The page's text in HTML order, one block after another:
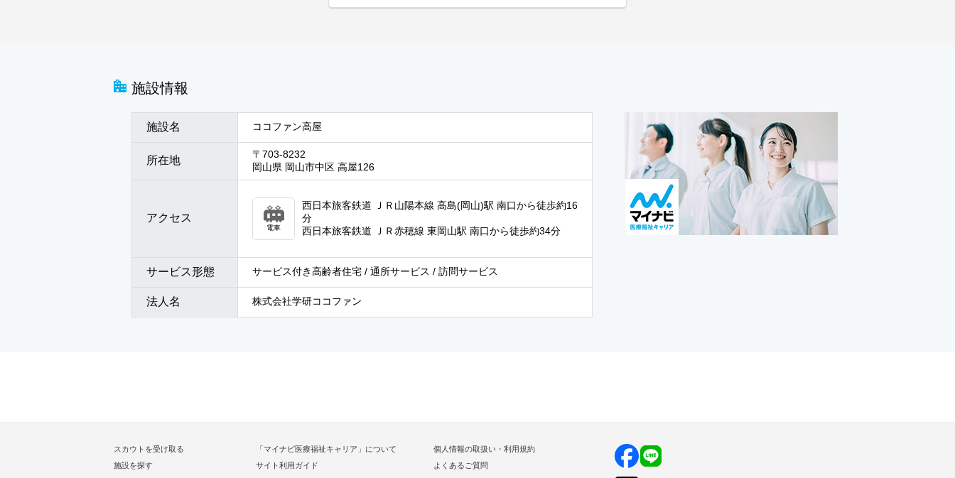
施設情報
施設名 ココファン高屋
所在地
〒703-8232
岡山県 岡山市中区 高屋126
アクセス
電車
西日本旅客鉄道 ＪＲ山陽本線 高島(岡山)駅 南口から徒歩約16
分
西日本旅客鉄道 ＪＲ赤穂線 東岡山駅 南口から徒歩約34分
サービス形態 サービス付き高齢者住宅 / 通所サービス / 訪問サービス
法人名 株式会社学研ココファン
スカウトを受け取る
施設を探す
「マイナビ医療福祉キャリア」について
サイト利用ガイド
個人情報の取扱い・利用規約
よくあるご質問